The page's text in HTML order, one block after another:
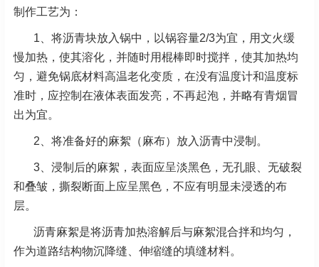
制作工艺为：
1、将沥青块放入锅中，以锅容量2/3为宜，用文火缓
慢加热，使其溶化，并随时用棍棒即时搅拌，使其加热均
匀，避免锅底材料高温老化变质，在没有温度计和温度标
准时，应控制在液体表面发亮，不再起泡，并略有青烟冒
出为宜。
2、将准备好的麻絮（麻布）放入沥青中浸制。
3、浸制后的麻絮，表面应呈淡黑色，无孔眼、无破裂
和叠皱，撕裂断面上应呈黑色，不应有明显未浸透的布
层。
沥青麻絮是将沥青加热溶解后与麻絮混合拌和均匀，
作为道路结构物沉降缝、伸缩缝的填缝材料。